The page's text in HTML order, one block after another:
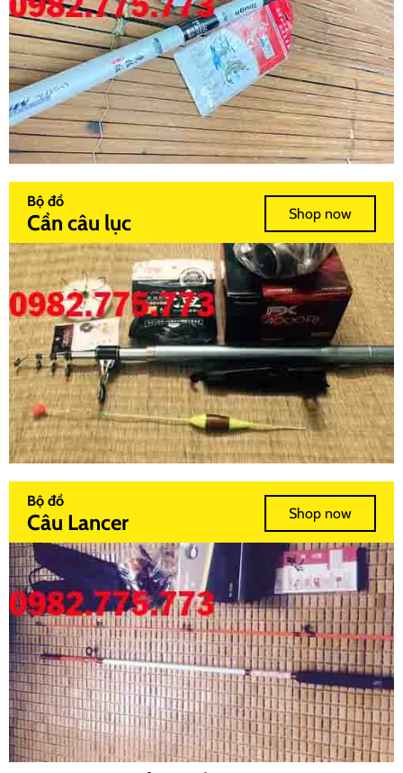
Bộ đồ
Cần câu lục Shop now
Bộ đồ
Câu Lancer Shop now